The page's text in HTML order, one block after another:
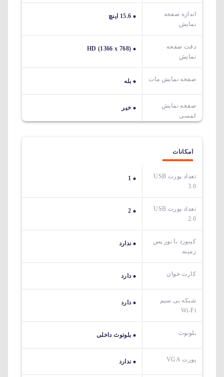
اندازه صفحه
نمایش
15.6 اینچ
دقت صفحه
نمایش
HD (1366 x 768)
صفحه نمایش مات بله
صفحه نمایش
لمسی
خیر
امکانات
تعداد پورت USB
3.0
1
تعداد پورت USB
2.0
2
کیبورد با نور پس
زمینه
ندارد
کارت خوان دارد
شبکه بی سیم
Wi-Fi
دارد
بلوتوث بلوتوث داخلی
پورت VGA ندارد